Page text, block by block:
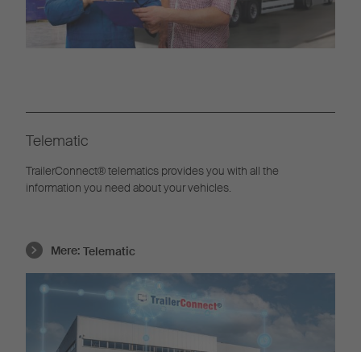
Telematic
TrailerConnect® telematics provides you with all the
information you need about your vehicles.
Mere: Telematic